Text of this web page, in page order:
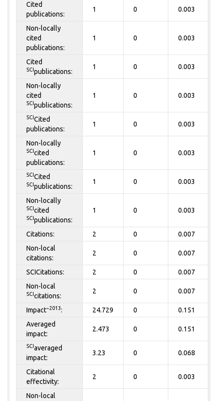
Cited
publications:
1 0 0.003
Non-locally
cited
publications:
1 0 0.003
Cited
SCIpublications:
1 0 0.003
Non-locally
cited
SCIpublications:
1 0 0.003
SCICited
publications:
1 0 0.003
Non-locally
SCIcited
publications:
1 0 0.003
SCICited
SCIpublications:
1 0 0.003
Non-locally
SCIcited
SCIpublications:
1 0 0.003
Citations: 2 0 0.007
Non-local
citations:
2 0 0.007
SCICitations: 2 0 0.007
Non-local
SCIcitations:
2 0 0.007
Impact~2013: 24.729 0 0.151
Averaged
impact:
2.473 0 0.151
SCIaveraged
impact:
3.23 0 0.068
Citational
effectivity:
2 0 0.003
Non-local